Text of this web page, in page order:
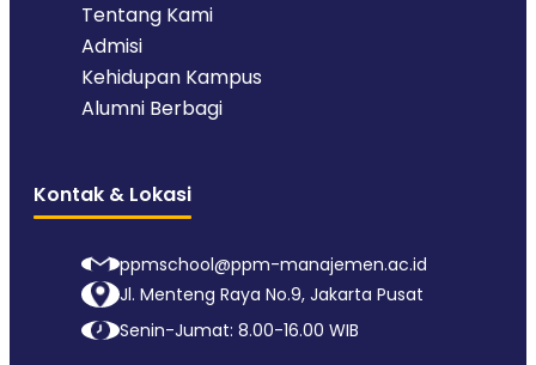
Tentang Kami
Admisi
Kehidupan Kampus
Alumni Berbagi
Kontak & Lokasi
ppmschool@ppm-manajemen.ac.id
Jl. Menteng Raya No.9, Jakarta Pusat
Senin-Jumat: 8.00-16.00 WIB